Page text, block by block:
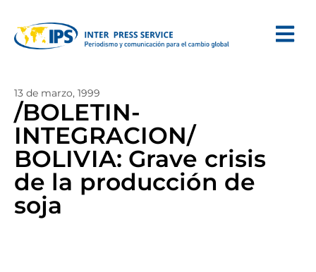
13 de marzo, 1999
/BOLETIN-
INTEGRACION/
BOLIVIA: Grave crisis
de la producción de
soja